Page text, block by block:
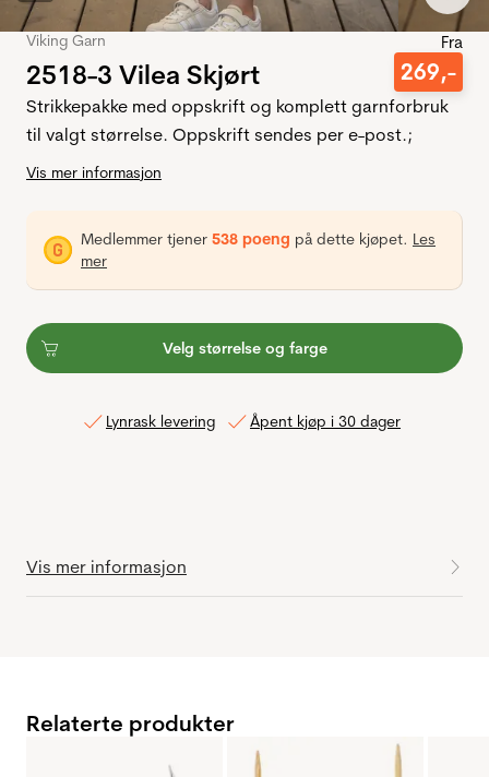
Viking Garn
2518-3 Vilea Skjørt
Fra
269,-
Strikkepakke med oppskrift og komplett garnforbruk
til valgt størrelse. Oppskrift sendes per e-post.;
Vis mer informasjon
Medlemmer tjener 538 poeng på dette kjøpet. Les
mer
Velg størrelse og farge
Lynrask levering Åpent kjøp i 30 dager
Vis mer informasjon
Relaterte produkter